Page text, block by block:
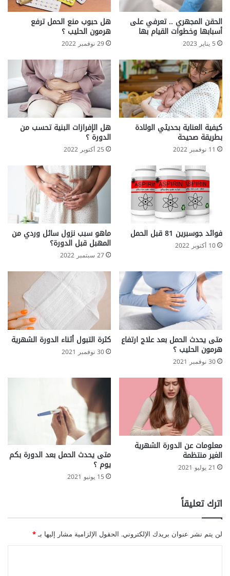
ا
ل
الحقن المجهري .. تعرفي على
أسبابها وخطوات القيام بها
5 يناير 2023
هل حبوب منع الحمل ترفع
هرمون الحليب ؟
29 نوفمبر 2022
كيفية العناية بحديثي الولادة
بطريقة صحيحة
11 نوفمبر 2022
هل الإفرازات البنية تحسب من
الدورة ؟
25 أكتوبر 2022
فوائد جوسبرين 81 قبل الحمل
10 أكتوبر 2022
ماهو سبب نزول سائل وردي من
المهبل قبل الدورة؟
27 سبتمبر 2022
متى يحدث الحمل بعد علاج ارتفاع
هرمون الحليب ؟
30 نوفمبر 2021
كثرة التبول أثناء الدورة الشهرية
30 نوفمبر 2021
معلومات عن الدورة الشهرية
الغير منتظمة
21 يوليو 2021
متى يحدث الحمل بعد الدورة بكم
يوم ؟
15 يونيو 2021
اترك تعليقاً
لن يتم نشر عنوان بريدك الإلكتروني. الحقول الإلزامية مشار إليها بـ*